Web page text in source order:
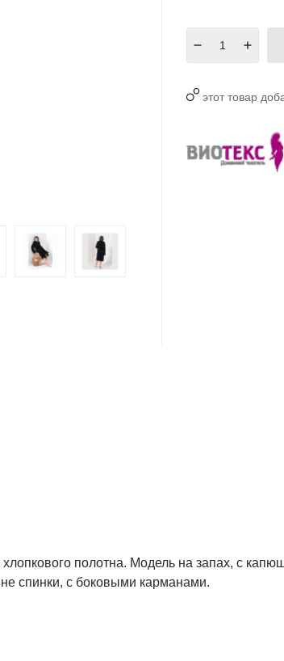
этот товар
полотна. Модель на запах, с
спинки, с боковыми карманами.